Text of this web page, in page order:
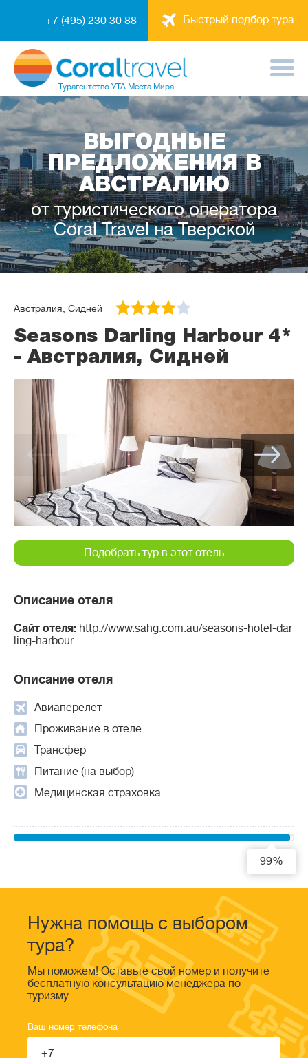
Быстрый подбор тура
+7 (495) 230 30 88
Турагентство УТА Места Мира
ВЫГОДНЫЕ
ПРЕДЛОЖЕНИЯ В
АВСТРАЛИЮ
от туристического оператора
Coral Travel на Тверской
Австралия, Сидней
Seasons Darling Harbour 4*
- Австралия, Сидней
Описание отеля
Сайт отеля: http://www.sahg.com.au/seasons-hotel-dar
ling-harbour
Описание отеля
Авиаперелет
Проживание в отеле
Трансфер
Питание (на выбор)
Медицинская страховка
Подобрать тур в этот отель
99%
Нужна помощь с выбором
тура?
Мы поможем! Оставьте свой номер и получите
бесплатную консультацию менеджера по
туризму.
Ваш номер телефона